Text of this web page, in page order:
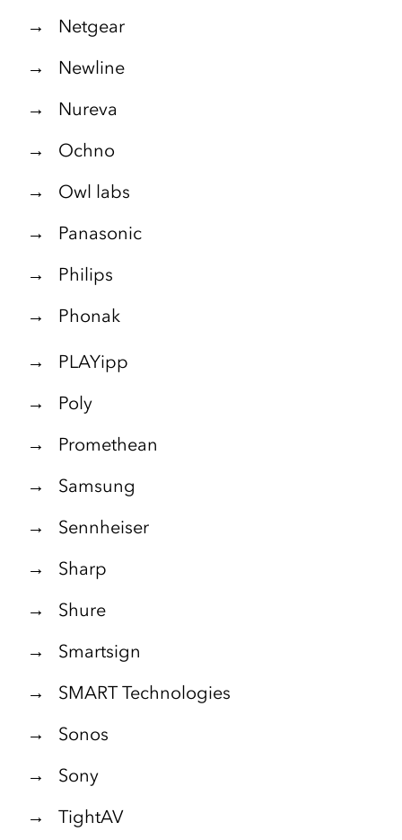
→ Netgear
→ Newline
→ Nureva
→ Ochno
→ Owl labs
→ Panasonic
→ Philips
→ Phonak
→ PLAYipp
→ Poly
→ Promethean
→ Samsung
→ Sennheiser
→ Sharp
→ Shure
→ Smartsign
→ SMART Technologies
→ Sonos
→ Sony
→ TightAV